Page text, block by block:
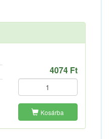
4074 Ft
Kosárba